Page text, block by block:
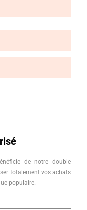
de notre double
totalement vos achats
populaire.